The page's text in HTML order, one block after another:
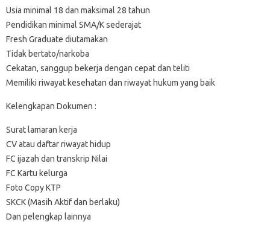
Usia minimal 18 dan maksimal 28 tahun
Pendidikan minimal SMA/K sederajat
Fresh Graduate diutamakan
Tidak bertato/narkoba
Cekatan, sanggup bekerja dengan cepat dan teliti
Memiliki riwayat kesehatan dan riwayat hukum yang baik
Kelengkapan Dokumen :
Surat lamaran kerja
CV atau daftar riwayat hidup
FC ijazah dan transkrip Nilai
FC Kartu kelurga
Foto Copy KTP
SKCK (Masih Aktif dan berlaku)
Dan pelengkap lainnya